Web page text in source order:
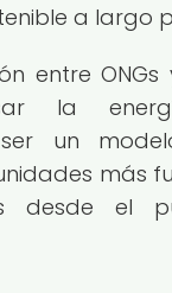
a largo
entre
la
un
más
desde el